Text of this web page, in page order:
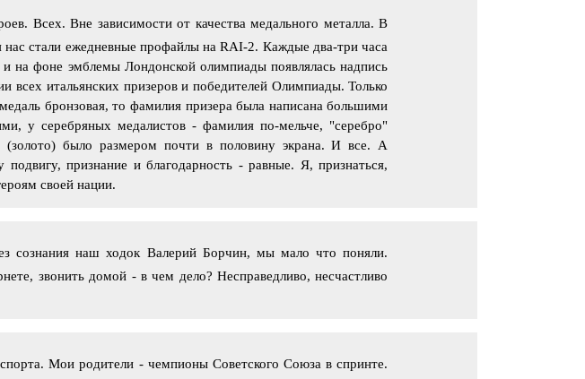
Всех. Вне зависимости от качества медального металла. В
стали ежедневные профайлы на RAI-2. Каждые два-три часа
на фоне эмблемы Лондонской олимпиады появлялась надпись
итальянских призеров и победителей Олимпиады. Только
бронзовая, то фамилия призера была написана большими
у серебряных медалистов - фамилия по-мельче, "серебро"
было размером почти в половину экрана. И все. А
признание и благодарность - равные. Я, признаться,
своей нации.
сознания наш ходок Валерий Борчин, мы мало что поняли.
звонить домой - в чем дело? Несправедливо, несчастливо
Мои родители - чемпионы Советского Союза в спринте.